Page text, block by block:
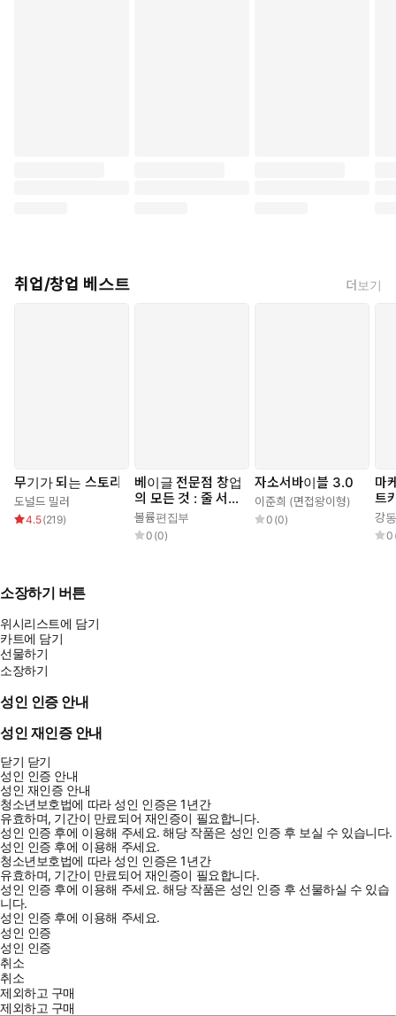
취업/창업 베스트 더보기
무기가 되는 스토리
도널드 밀러
4.5(219)
베이글 전문점 창업
의 모든 것 : 줄 서는
베이글집을 만드는
창업 성공 전략
볼륨편집부
0 (0)
자소서바이블 3.0
이준희 (면접왕이형)
0 (0)
마
트
강
0
소장하기 버튼
위시리스트에 담기
카트에 담기
선물하기
소장하기
성인 인증 안내
성인 재인증 안내
닫기 닫기
성인 인증 안내
성인 재인증 안내
청소년보호법에 따라 성인 인증은 1년간
유효하며, 기간이 만료되어 재인증이 필요합니다.
성인 인증 후에 이용해 주세요.해당 작품은 성인 인증 후 보실 수 있습니다.
성인 인증 후에 이용해 주세요.
청소년보호법에 따라 성인 인증은 1년간
유효하며, 기간이 만료되어 재인증이 필요합니다.
성인 인증 후에 이용해 주세요.해당 작품은 성인 인증 후 선물하실 수 있습
니다.
성인 인증 후에 이용해 주세요.
성인 인증
성인 인증
취소
취소
제외하고 구매
제외하고 구매